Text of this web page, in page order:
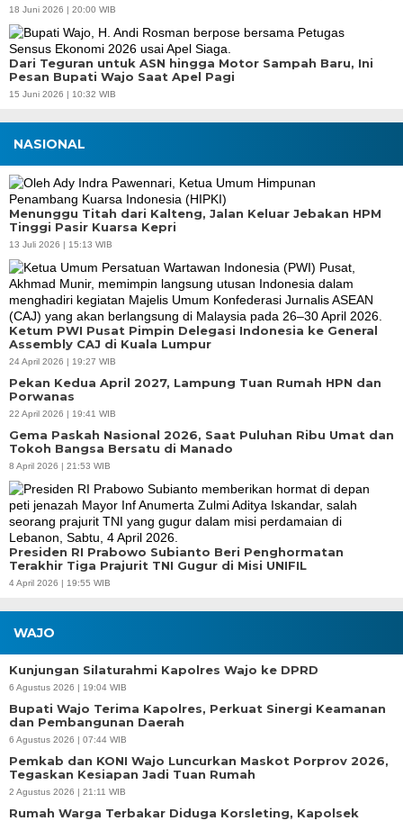
18 Juni 2026 | 20:00 WIB
Dari Teguran untuk ASN hingga Motor Sampah Baru, Ini
Pesan Bupati Wajo Saat Apel Pagi
15 Juni 2026 | 10:32 WIB
NASIONAL
Menunggu Titah dari Kalteng, Jalan Keluar Jebakan HPM
Tinggi Pasir Kuarsa Kepri
13 Juli 2026 | 15:13 WIB
Ketum PWI Pusat Pimpin Delegasi Indonesia ke General
Assembly CAJ di Kuala Lumpur
24 April 2026 | 19:27 WIB
Pekan Kedua April 2027, Lampung Tuan Rumah HPN dan
Porwanas
22 April 2026 | 19:41 WIB
Gema Paskah Nasional 2026, Saat Puluhan Ribu Umat dan
Tokoh Bangsa Bersatu di Manado
8 April 2026 | 21:53 WIB
Presiden RI Prabowo Subianto Beri Penghormatan
Terakhir Tiga Prajurit TNI Gugur di Misi UNIFIL
4 April 2026 | 19:55 WIB
WAJO
Kunjungan Silaturahmi Kapolres Wajo ke DPRD
6 Agustus 2026 | 19:04 WIB
Bupati Wajo Terima Kapolres, Perkuat Sinergi Keamanan
dan Pembangunan Daerah
6 Agustus 2026 | 07:44 WIB
Pemkab dan KONI Wajo Luncurkan Maskot Porprov 2026,
Tegaskan Kesiapan Jadi Tuan Rumah
2 Agustus 2026 | 21:11 WIB
Rumah Warga Terbakar Diduga Korsleting, Kapolsek